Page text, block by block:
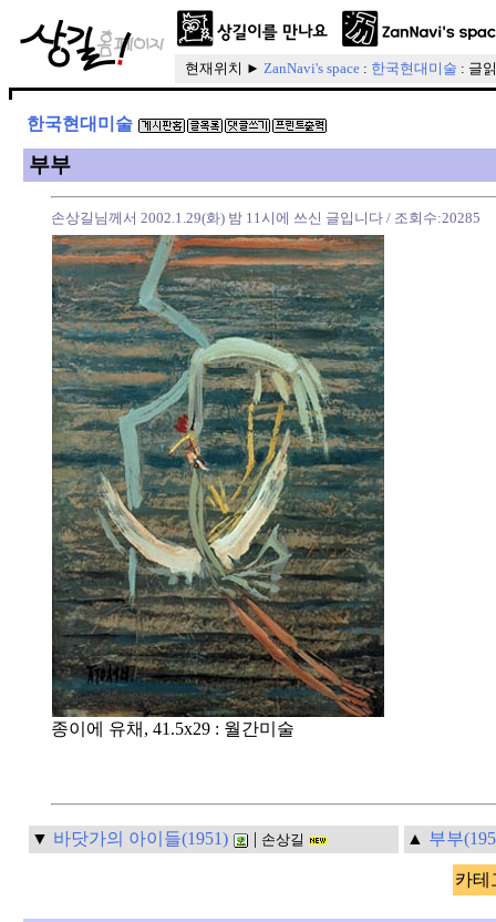
현재위치 ► ZanNavi's space : 한국현대미술 : 글
한국현대미술
부부
손상길님께서 2002.1.29(화) 밤 11시에 쓰신 글입니다 / 조회수:20285
종이에 유채, 41.5x29 : 월간미술
▼ 바닷가의 아이들(1951) | 손상길 ▲ 부부
카테